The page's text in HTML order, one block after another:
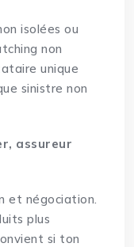
isolées ou
non
unique
sinistre non
assureur
et négociation.
plus
si ton